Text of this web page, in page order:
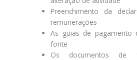
Preenchimento da
remunerações
As guias de pagamento
fonte
Os documentos de